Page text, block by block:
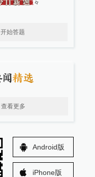
开始答题
查看更多
Android版
iPhone版